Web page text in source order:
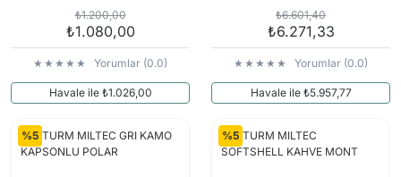
₺1.200,00
₺1.080,00
Yorumlar (0.0)
Havale ile ₺1.026,00
₺6.601,40
₺6.271,33
Yorumlar (0.0)
Havale ile ₺5.957,77
%5 %5